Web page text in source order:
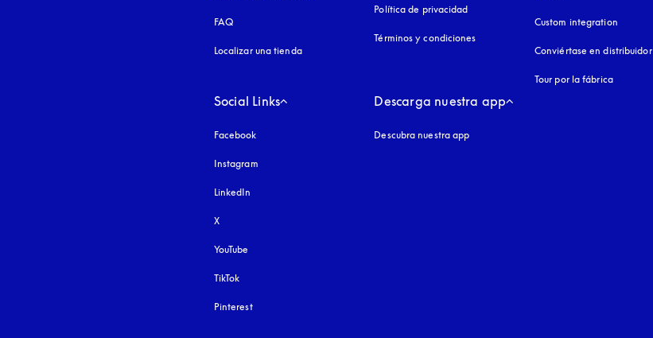
FAQ
Localizar una tienda
Política de privacidad
Términos y condiciones
Custom integration
Conviértase en distribuidor
Tour por la fábrica
Social Links
Facebook
Instagram
LinkedIn
X
YouTube
TikTok
Pinterest
Descarga nuestra app
Descubra nuestra app